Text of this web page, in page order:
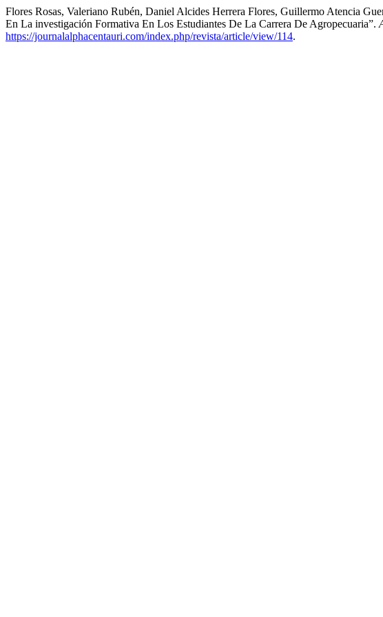
Flores Rosas, Valeriano Rubén, Daniel Alcides Herrera Flores, Guillermo Atencia
En La investigación Formativa En Los Estudiantes De La Carrera De Agropecuaria”.
https://journalalphacentauri.com/index.php/revista/article/view/114.